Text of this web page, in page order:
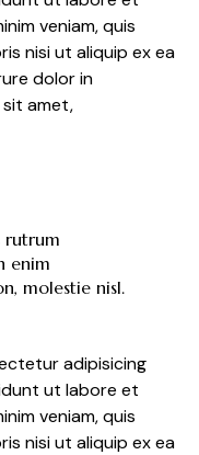
veniam, quis
nisi ut aliquip ex ea
dolor in
amet,
rutrum
enim
molestie nisl.
adipisicing
ut labore et
veniam, quis
nisi ut aliquip ex ea